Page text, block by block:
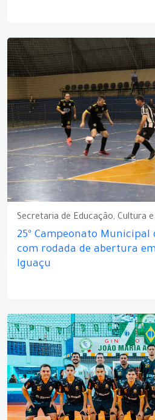
Secretaria de Educação, Cultura
25º Campeonato Municipal
com rodada de abertura
Iguaçu